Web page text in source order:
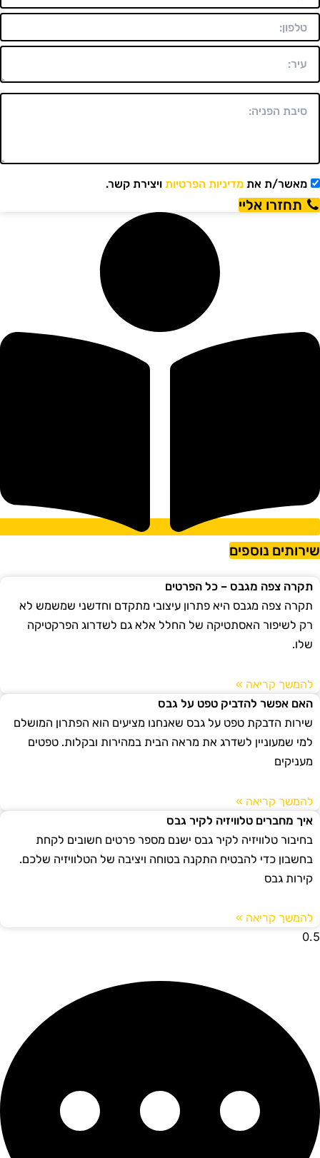
מאשר/ת אתמדיניות הפרטיותויצירת קשר.
תחזרו אליי
נוספים
תקרה צפה מגבס – כל הפרטים
תקרה צפה מגבס היא פתרון עיצובי מתקדם וחדשני שמשמש לא
רק לשיפור האסתטיקה של החלל אלא גם לשדרוג הפרקטיקה
שלו.
להמשך קריאה »
האם אפשר להדביק טפט על גבס
שירות הדבקת טפט על גבס שאנחנו מציעים הוא הפתרון המושלם
למי שמעוניין לשדרג את מראה הבית במהירות ובקלות. טפטים
מעניקים
להמשך קריאה »
איך מחברים טלוויזיה לקיר גבס
בחיבור טלוויזיה לקיר גבס ישנם מספר פרטים חשובים לקחת
בחשבון כדי להבטיח התקנה בטוחה ויציבה של הטלוויזיה שלכם.
קירות גבס
להמשך קריאה »